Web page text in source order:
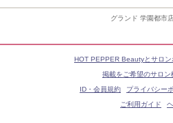
グランド 学園都市
HOT PEPPER Beautyとサロン
掲載をご希望のサロン
ID・会員規約
プライバシー
ご利用ガイド